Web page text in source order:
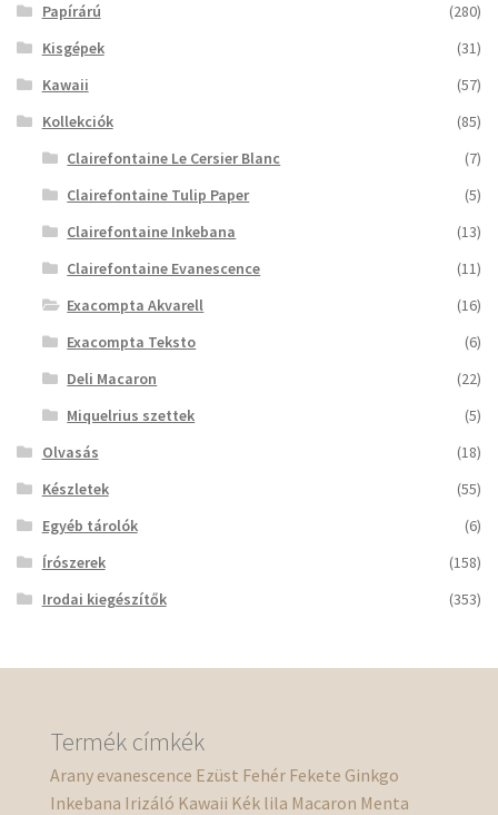
Papírárú
(280)
Kisgépek
(31)
Kawaii
(57)
Kollekciók
(85)
Clairefontaine Le Cersier Blanc
(7)
Clairefontaine Tulip Paper
(5)
Clairefontaine Inkebana
(13)
Clairefontaine Evanescence
(11)
Exacompta Akvarell
(16)
Exacompta Teksto
(6)
Deli Macaron
(22)
Miquelrius szettek
(5)
Olvasás
(18)
Készletek
(55)
Egyéb tárolók
(6)
Írószerek
(158)
Irodai kiegészítők
(353)
Termék címkék
Arany evanescence Ezüst Fehér Fekete Ginkgo
Inkebana Irizáló Kawaii Kék lila Macaron Menta